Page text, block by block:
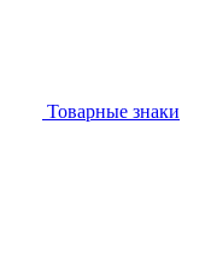
Товарные знаки